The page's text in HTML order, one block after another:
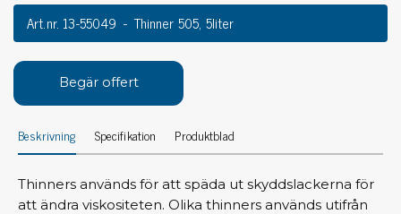
Art.nr. 13-55049 Thinner 505, 5liter
Begär offert
Beskrivning Specifikation Produktblad
Thinners används för att späda ut skyddslackerna för
att ändra viskositeten. Olika thinners används utifrån